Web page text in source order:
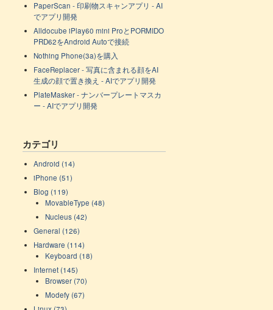
PaperScan - 印刷物スキャンアプリ - AI
でアプリ開発
Alldocube iPlay60 mini ProとPORMIDO
PRD62をAndroid Autoで接続
Nothing Phone(3a)を購入
FaceReplacer - 写真に含まれる顔をAI
生成の顔で置き換え - AIでアプリ開発
PlateMasker - ナンバープレートマスカ
ー - AIでアプリ開発
カテゴリ
Android (14)
iPhone (51)
Blog (119)
MovableType (48)
Nucleus (42)
General (126)
Hardware (114)
Keyboard (18)
Internet (145)
Browser (70)
Modefy (67)